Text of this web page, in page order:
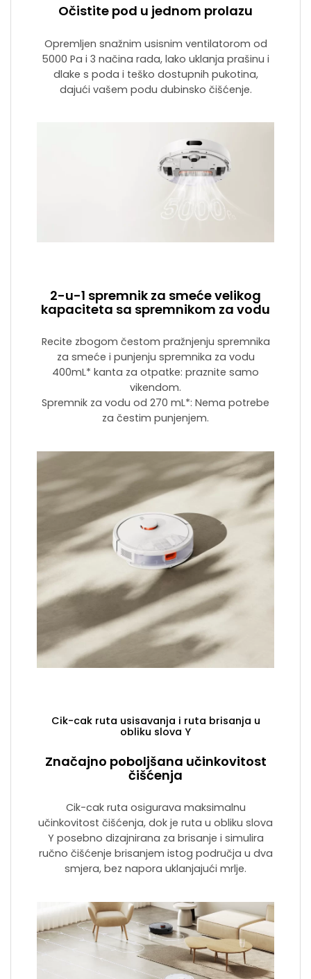
Očistite pod u jednom prolazu
Opremljen snažnim usisnim ventilatorom od
5000 Pa i 3 načina rada, lako uklanja prašinu i
dlake s poda i teško dostupnih pukotina,
dajući vašem podu dubinsko čišćenje.
2-u-1 spremnik za smeće velikog
kapaciteta sa spremnikom za vodu
Recite zbogom čestom pražnjenju spremnika
za smeće i punjenju spremnika za vodu
400mL* kanta za otpatke: praznite samo
vikendom.
Spremnik za vodu od 270 mL*: Nema potrebe
za čestim punjenjem.
Cik-cak ruta usisavanja i ruta brisanja u
obliku slova Y
Značajno poboljšana učinkovitost
čišćenja
Cik-cak ruta osigurava maksimalnu
učinkovitost čišćenja, dok je ruta u obliku slova
Y posebno dizajnirana za brisanje i simulira
ručno čišćenje brisanjem istog područja u dva
smjera, bez napora uklanjajući mrlje.